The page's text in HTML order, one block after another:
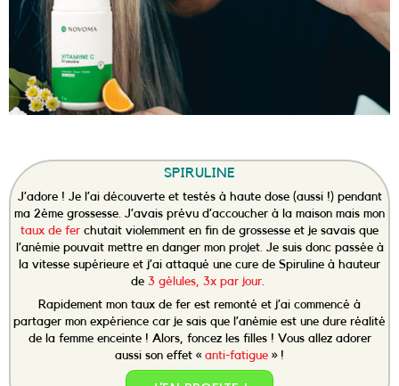
SPIRULINE
J’adore ! Je l’ai découverte et testés à haute dose (aussi !) pendant
ma 2ème grossesse. J’avais prévu d’accoucher à la maison mais mon
taux de fer chutait violemment en fin de grossesse et je savais que
l’anémie pouvait mettre en danger mon projet. Je suis donc passée à
la vitesse supérieure et j’ai attaqué une cure de Spiruline à hauteur
de 3 gélules, 3x par jour.
Rapidement mon taux de fer est remonté et j’ai commencé à
partager mon expérience car je sais que l’anémie est une dure réalité
de la femme enceinte ! Alors, foncez les filles ! Vous allez adorer
aussi son effet « anti-fatigue » !